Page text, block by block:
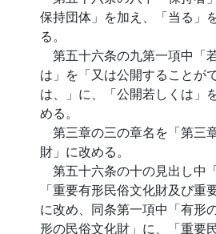
保持団体」を加え、「当る」
る。
第五十六条の九第一項中「
は」を「又は公開することが
は、」に、「公開若しくは」
める。
第三章の三の章名を「第
財」に改める。
第五十六条の十の見出し中
「重要有形民俗文化財及び重
に改め、同条第一項中「有形
形の民俗文化財」に、「重要